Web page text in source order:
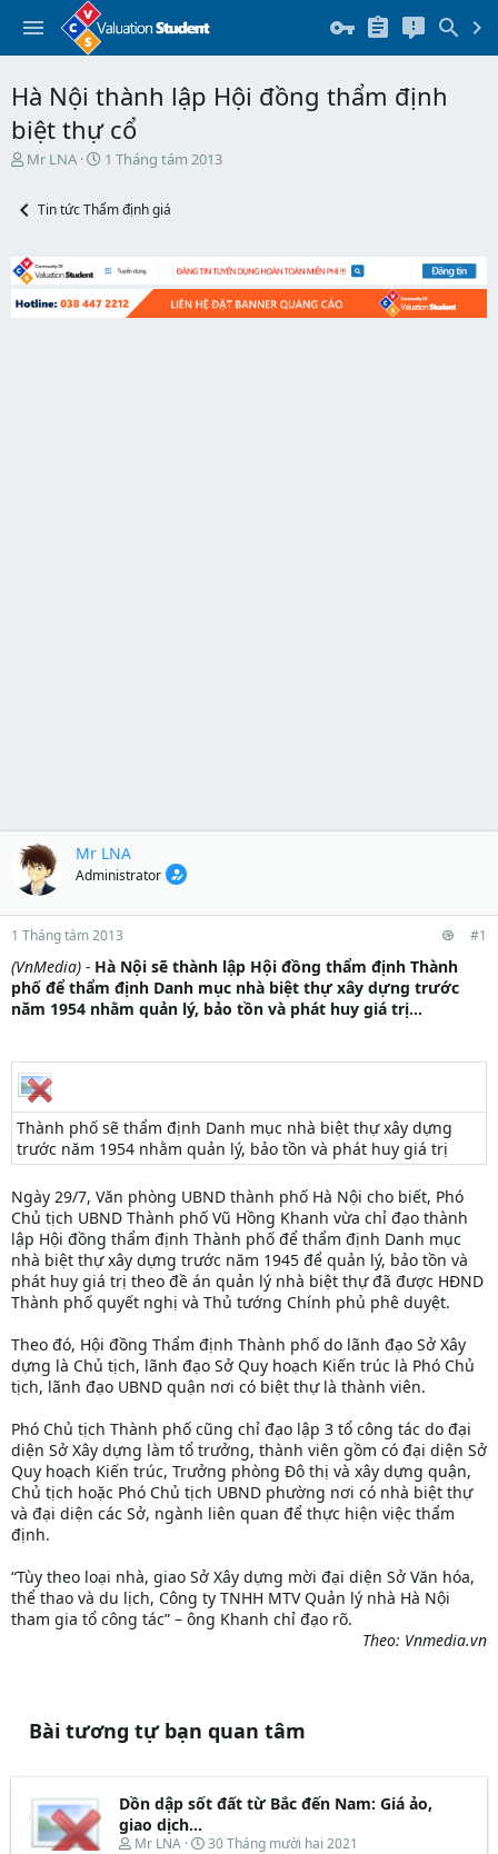
Hà Nội thành lập Hội đồng thẩm định
biệt thự cổ
T
e
d
s
t
Mr LNA
N
à
y
t
đ
1 Tháng tám 2013
Tin tức Thẩm định giá
Mr LNA
Administrator
1 Tháng tám 2013 #1
(VnMedia) - Hà Nội sẽ thành lập Hội đồng thẩm định Thành
phố để thẩm định Danh mục nhà biệt thự xây dựng trước
năm 1954 nhằm quản lý, bảo tồn và phát huy giá trị...
Thành phố sẽ thẩm định Danh mục nhà biệt thự xây dựng
trước năm 1954 nhằm quản lý, bảo tồn và phát huy giá trị
Ngày 29/7, Văn phòng UBND thành phố Hà Nội cho biết, Phó
Chủ tịch UBND Thành phố Vũ Hồng Khanh vừa chỉ đạo thành
lập Hội đồng thẩm định Thành phố để thẩm định Danh mục
nhà biệt thự xây dựng trước năm 1945 để quản lý, bảo tồn và
phát huy giá trị theo đề án quản lý nhà biệt thự đã được HĐND
Thành phố quyết nghị và Thủ tướng Chính phủ phê duyệt.
Theo đó, Hội đồng Thẩm định Thành phố do lãnh đạo Sở Xây
dựng là Chủ tịch, lãnh đạo Sở Quy hoạch Kiến trúc là Phó Chủ
tịch, lãnh đạo UBND quận nơi có biệt thự là thành viên.
Phó Chủ tịch Thành phố cũng chỉ đạo lập 3 tổ công tác do đại
diện Sở Xây dựng làm tổ trưởng, thành viên gồm có đại diện Sở
Quy hoạch Kiến trúc, Trưởng phòng Đô thị và xây dựng quận,
Chủ tịch hoặc Phó Chủ tịch UBND phường nơi có nhà biệt thự
và đại diện các Sở, ngành liên quan để thực hiện việc thẩm
định.
“Tùy theo loại nhà, giao Sở Xây dựng mời đại diện Sở Văn hóa,
thể thao và du lịch, Công ty TNHH MTV Quản lý nhà Hà Nội
tham gia tổ công tác” – ông Khanh chỉ đạo rõ.
Theo: Vnmedia.vn
Bài tương tự bạn quan tâm
Dồn dập sốt đất từ Bắc đến Nam: Giá ảo,
giao dịch...
T
Mr LNA
N
30 Tháng mười hai 2021